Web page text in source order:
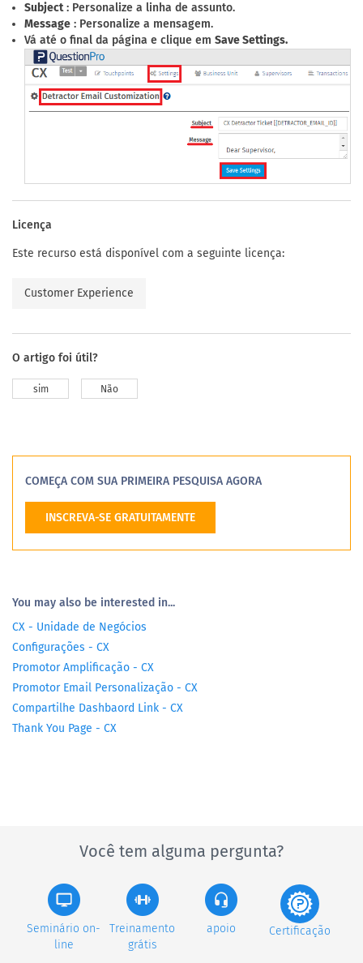
Subject: Personalize a linha de assunto.
Message : Personalize a mensagem.
Vá até o final da página e clique em Save Settings.
Licença
Este recurso está disponível com a seguinte licença:
Customer Experience
O artigo foi útil?
sim Não
COMEÇA COM SUA PRIMEIRA PESQUISA AGORA
INSCREVA-SE GRATUITAMENTE
You may also be interested in...
CX - Unidade de Negócios
Configurações - CX
Promotor Amplificação - CX
Promotor Email Personalização - CX
Compartilhe Dashbaord Link - CX
Thank You Page - CX
Você tem alguma pergunta?
Seminário on-
line
Treinamento
grátis
apoio Certificação